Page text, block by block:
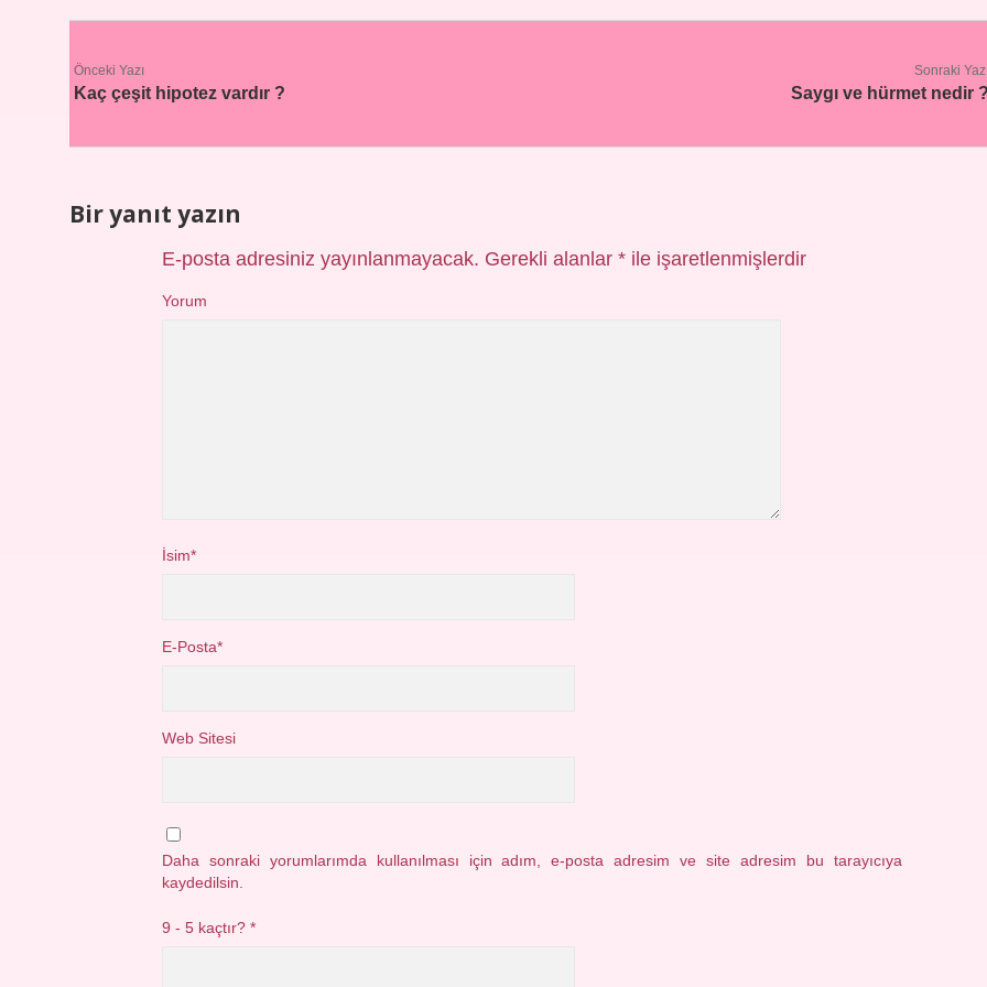
Önceki Yazı
Kaç çeşit hipotez vardır ?
Sonraki
Saygı ve hürmet nedir
Bir yanıt yazın
E-posta adresiniz yayınlanmayacak. Gerekli alanlar *ile işaretlenmişlerdir
Yorum
İsim*
E-Posta*
Web Sitesi
Daha sonraki yorumlarımda kullanılması için adım, e-posta adresim ve site adresim bu tarayıcıya
kaydedilsin.
9 - 5 kaçtır? *